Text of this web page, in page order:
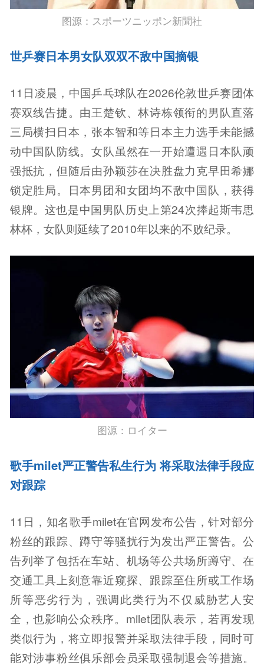
图源：スポーツニッポン新聞社
世乒赛日本男女队双双不敌中国摘银
11日凌晨，中国乒乓球队在2026伦敦世乒赛团体
赛双线告捷。由王楚钦、林诗栋领衔的男队直落
三局横扫日本，张本智和等日本主力选手未能撼
动中国队防线。女队虽然在一开始遭遇日本队顽
强抵抗，但随后由孙颖莎在决胜盘力克早田希娜
锁定胜局。日本男团和女团均不敌中国队，获得
银牌。这也是中国男队历史上第24次捧起斯韦思
林杯，女队则延续了2010年以来的不败纪录。
图源：ロイター
歌手milet严正警告私生行为 将采取法律手段应
对跟踪
11日，知名歌手milet在官网发布公告，针对部分
粉丝的跟踪、蹲守等骚扰行为发出严正警告。公
告列举了包括在车站、机场等公共场所蹲守、在
交通工具上刻意靠近窥探、跟踪至住所或工作场
所等恶劣行为，强调此类行为不仅威胁艺人安
全，也影响公众秩序。milet团队表示，若再发现
类似行为，将立即报警并采取法律手段，同时可
能对涉事粉丝俱乐部会员采取强制退会等措施。